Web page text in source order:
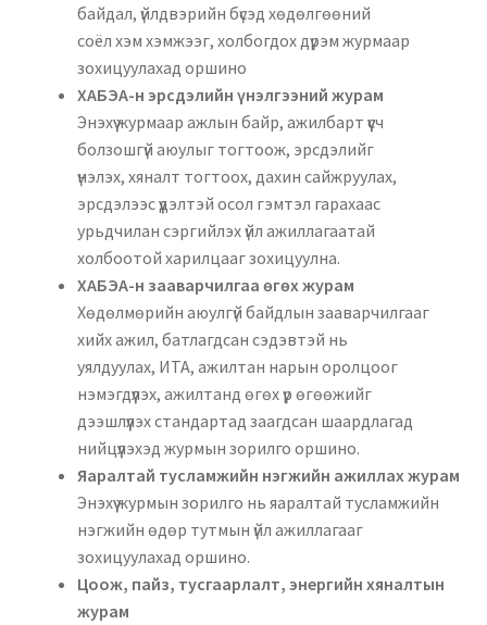
байдал, үйлдвэрийн бүсэд хөдөлгөөний
соёл хэм хэмжээг, холбогдох дүрэм журмаар
зохицуулахад оршино
ХАБЭА-н эрсдэлийн үнэлгээний журам
Энэхүү журмаар ажлын байр, ажилбарт үүсч
болзошгүй аюулыг тогтоож, эрсдэлийг
үнэлэх, хяналт тогтоох, дахин сайжруулах,
эрсдэлээс үүдэлтэй осол гэмтэл гарахаас
урьдчилан сэргийлэх үйл ажиллагаатай
холбоотой харилцааг зохицуулна.
ХАБЭА-н зааварчилгаа өгөх журам
Хөдөлмөрийн аюулгүй байдлын зааварчилгааг
хийх ажил, батлагдсан сэдэвтэй нь
уялдуулах, ИТА, ажилтан нарын оролцоог
нэмэгдүүлэх, ажилтанд өгөх үр өгөөжийг
дээшлүүлэх стандартад заагдсан шаардлагад
нийцүүлэхэд журмын зорилго оршино.
Яаралтай тусламжийн нэгжийн ажиллах журам
Энэхүү журмын зорилго нь яаралтай тусламжийн
нэгжийн өдөр тутмын үйл ажиллагааг
зохицуулахад оршино.
Цоож, пайз, тусгаарлалт, энергийн хяналтын
журам